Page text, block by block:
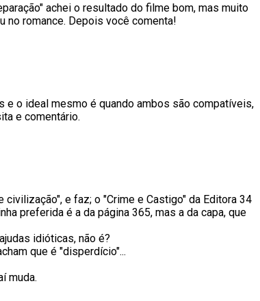
achei o resultado do filme bom, mas muito
no romance. Depois você comenta!
e o ideal mesmo é quando ambos são compatíveis,
e comentário.
civilização", e faz; o "Crime e Castigo" da Editora 34
preferida é a da página 365, mas a da capa, que
idióticas, não é?
que é "disperdício"...
muda.